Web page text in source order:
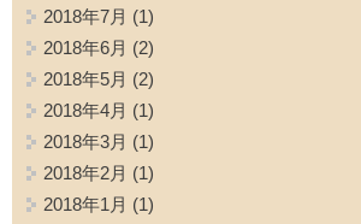
2018年7月 (1)
2018年6月 (2)
2018年5月 (2)
2018年4月 (1)
2018年3月 (1)
2018年2月 (1)
2018年1月 (1)